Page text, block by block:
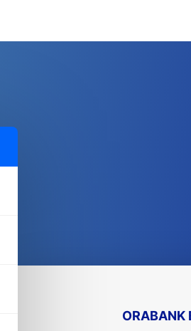
ORABANK